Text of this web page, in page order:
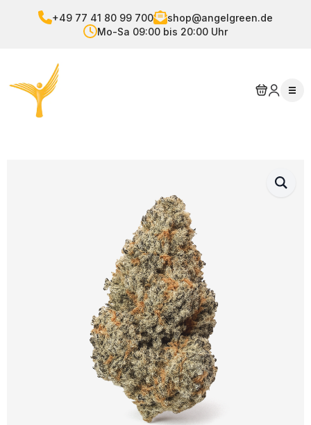
+49 77 41 80 99 700
shop@angelgreen.de
Mo-Sa 09:00 bis 20:00 Uhr